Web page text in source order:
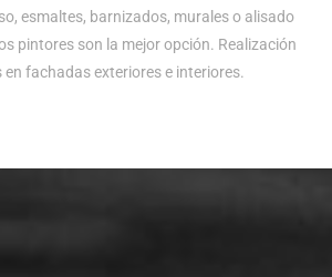
esmaltes, barnizados, murales o alisado
pintores son la mejor opción. Realización
fachadas exteriores e interiores.